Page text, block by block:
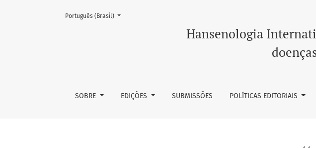
CASOS DE RECIDIVA EM HANSENÍASE DIAGNOSTICADOS NA UNIDADE DE
Hansenologia
SOBRE EDIÇÕES SUBMISSÕES POLÍTICAS EDITORIAIS
Mudar o idioma. O atual é:
Português (Brasil)